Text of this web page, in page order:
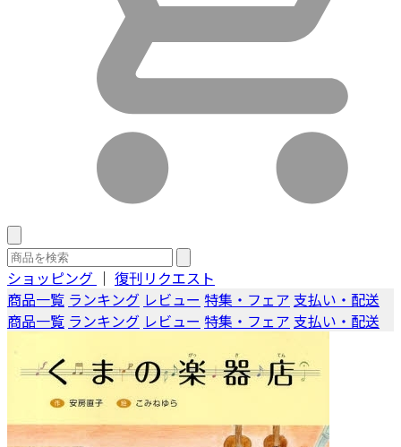
ショッピング ｜ 復刊リクエスト
商品一覧 ランキング レビュー 特集・フェア 支払い・配送
商品一覧 ランキング レビュー 特集・フェア 支払い・配送